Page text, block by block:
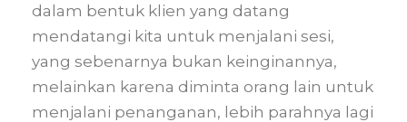
dalam bentuk klien yang datang
mendatangi kita untuk menjalani sesi,
yang sebenarnya bukan keinginannya,
melainkan karena diminta orang lain untuk
menjalani penanganan, lebih parahnya lagi